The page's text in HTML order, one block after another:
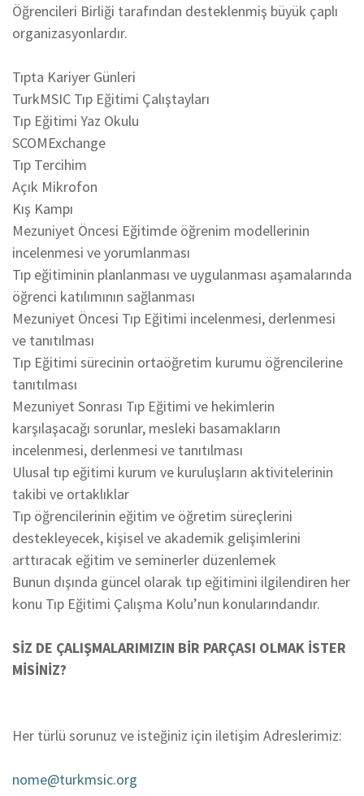
Öğrencileri Birliği tarafından desteklenmiş büyük çaplı
organizasyonlardır.
Tıpta Kariyer Günleri
TurkMSIC Tıp Eğitimi Çalıştayları
Tıp Eğitimi Yaz Okulu
SCOMExchange
Tıp Tercihim
Açık Mikrofon
Kış Kampı
Mezuniyet Öncesi Eğitimde öğrenim modellerinin
incelenmesi ve yorumlanması
Tıp eğitiminin planlanması ve uygulanması aşamalarında
öğrenci katılımının sağlanması
Mezuniyet Öncesi Tıp Eğitimi incelenmesi, derlenmesi
ve tanıtılması
Tıp Eğitimi sürecinin ortaöğretim kurumu öğrencilerine
tanıtılması
Mezuniyet Sonrası Tıp Eğitimi ve hekimlerin
karşılaşacağı sorunlar, mesleki basamakların
incelenmesi, derlenmesi ve tanıtılması
Ulusal tıp eğitimi kurum ve kuruluşların aktivitelerinin
takibi ve ortaklıklar
Tıp öğrencilerinin eğitim ve öğretim süreçlerini
destekleyecek, kişisel ve akademik gelişimlerini
arttıracak eğitim ve seminerler düzenlemek
Bunun dışında güncel olarak tıp eğitimini ilgilendiren her
konu Tıp Eğitimi Çalışma Kolu’nun konularındandır.
SİZ DE ÇALIŞMALARIMIZIN BİR PARÇASI OLMAK İSTER
MİSİNİZ?
Her türlü sorunuz ve isteğiniz için iletişim Adreslerimiz:
nome@turkmsic.org